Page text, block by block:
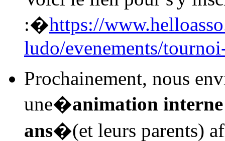
:�https://
ludo/evenements/
Prochainement, nous
une�animation
ans�(et leurs parents)